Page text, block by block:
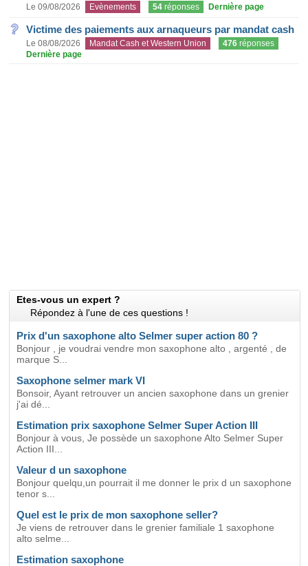
Le 09/08/2026 Evènements 54 réponses Dernière page
Victime des paiements aux arnaqueurs par mandat cash
Le 08/08/2026 Mandat Cash et Western Union 476 réponses
Dernière page
Etes-vous un expert ?
Répondez à l'une de ces questions !
Prix d'un saxophone alto Selmer super action 80 ?
Bonjour , je voudrai vendre mon saxophone alto , argenté , de
marque S...
Saxophone selmer mark VI
Bonsoir, Ayant retrouver un ancien saxophone dans un grenier
j'ai dé...
Estimation prix saxophone Selmer Super Action III
Bonjour à vous, Je possède un saxophone Alto Selmer Super
Action III...
Valeur d un saxophone
Bonjour quelqu,un pourrait il me donner le prix d un saxophone
tenor s...
Quel est le prix de mon saxophone seller?
Je viens de retrouver dans le grenier familiale 1 saxophone
alto selme...
Estimation saxophone